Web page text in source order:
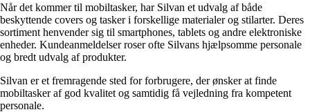
Når det kommer til mobiltasker, har Silvan et udvalg af både
beskyttende covers og tasker i forskellige materialer og stilarter. Deres
sortiment henvender sig til smartphones, tablets og andre elektroniske
enheder. Kundeanmeldelser roser ofte Silvans hjælpsomme personale
og bredt udvalg af produkter.
Silvan er et fremragende sted for forbrugere, der ønsker at finde
mobiltasker af god kvalitet og samtidig få vejledning fra kompetent
personale.